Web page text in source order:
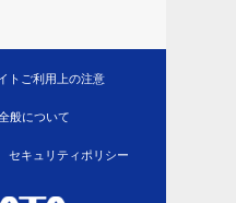
トご利用上の注意
般について
セキュリティポリシー